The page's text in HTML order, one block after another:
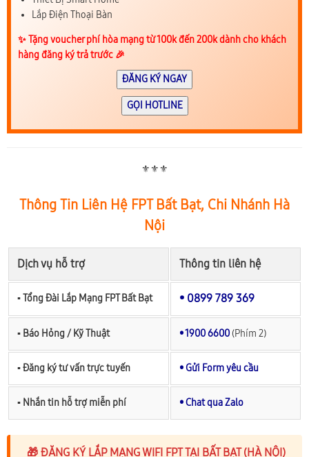
Lắp Điện Thoại Bàn
✨️ Tặng voucher phí hòa mạng từ 100k đến 200k dành cho khách
hàng đăng ký trả trước 🎉
ĐĂNG KÝ NGAY
GỌI HOTLINE
⚜️⚜️⚜️
Thông Tin Liên Hệ FPT Bất Bạt, Chi Nhánh Hà
Nội
Dịch vụ hỗ trợ Thông tin liên hệ
▪︎ Tổng Đài Lắp Mạng FPT Bất Bạt • 0899 789 369
▪︎ Báo Hỏng / Kỹ Thuật • 1900 6600 (Phím 2)
▪︎ Đăng ký tư vấn trực tuyến • Gửi Form yêu cầu
▪︎ Nhắn tin hỗ trợ miễn phí • Chat qua Zalo
🎁 ĐĂNG KÝ LẮP MẠNG WIFI FPT TẠI BẤT BẠT (HÀ NỘI)